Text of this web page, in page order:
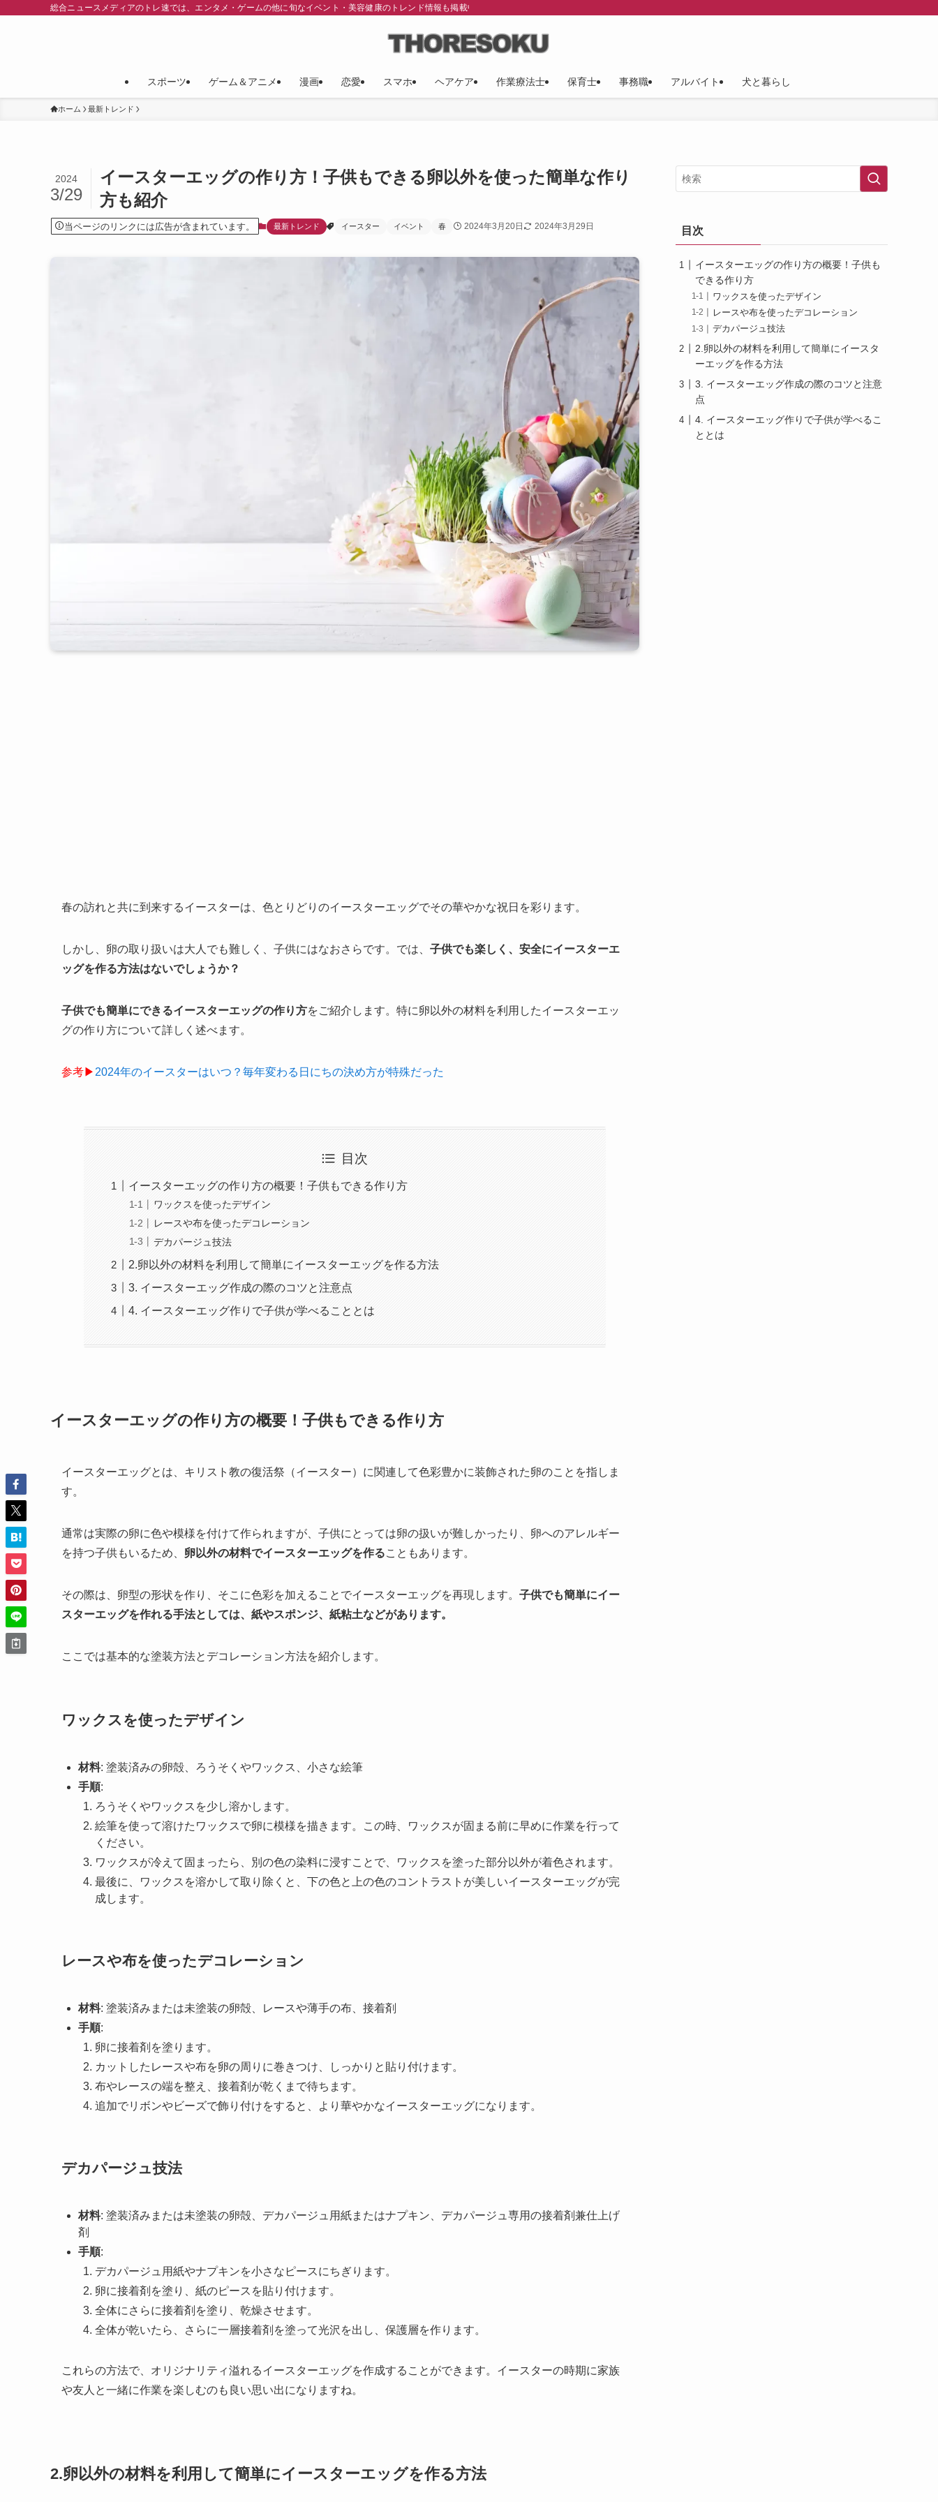
総合ニュースメディアのトレ速では、エンタメ・ゲームの他に旬なイベント・美容健康のトレンド情報も掲載中！
スポーツ ゲーム＆アニメ 漫画 恋愛 スマホ ヘアケア 作業療法士 保育士 事務職 アルバイト 犬と暮らし
ホーム 最新トレンド
イースターエッグの作り方！子供もできる卵以外を使った簡単な作り
方も紹介
2024
3/29
当ページのリンクには広告が含まれています。 最新トレンド イースター イベント 春 2024年3月20日 2024年3月29日
春の訪れと共に到来するイースターは、色とりどりのイースターエッグでその華やかな祝日を彩ります。
しかし、卵の取り扱いは大人でも難しく、子供にはなおさらです。では、 子供でも楽しく、安全にイースターエ
ッグを作る方法はないでしょうか？
子供でも簡単にできるイースターエッグの作り方をご紹介します。特に卵以外の材料を利用したイースターエッ
グの作り方について詳しく述べます。
参考▶︎ 2024年のイースターはいつ？毎年変わる日にちの決め方が特殊だった
目次
イースターエッグの作り方の概要！子供もできる作り方
ワックスを使ったデザイン
レースや布を使ったデコレーション
デカパージュ技法
2.卵以外の材料を利用して簡単にイースターエッグを作る方法
3. イースターエッグ作成の際のコツと注意点
4. イースターエッグ作りで子供が学べることとは
イースターエッグの作り方の概要！子供もできる作り方
イースターエッグとは、キリスト教の復活祭（イースター）に関連して色彩豊かに装飾された卵のことを指しま
す。
通常は実際の卵に色や模様を付けて作られますが、子供にとっては卵の扱いが難しかったり、卵へのアレルギー
を持つ子供もいるため、 卵以外の材料でイースターエッグを作ることもあります。
その際は、卵型の形状を作り、そこに色彩を加えることでイースターエッグを再現します。 子供でも簡単にイー
スターエッグを作れる手法としては、紙やスポンジ、紙粘土などがあります。
ここでは基本的な塗装方法とデコレーション方法を紹介します。
ワックスを使ったデザイン
材料: 塗装済みの卵殻、ろうそくやワックス、小さな絵筆
手順:
ろうそくやワックスを少し溶かします。
絵筆を使って溶けたワックスで卵に模様を描きます。この時、ワックスが固まる前に早めに作業を行って
ください。
ワックスが冷えて固まったら、別の色の染料に浸すことで、ワックスを塗った部分以外が着色されます。
最後に、ワックスを溶かして取り除くと、下の色と上の色のコントラストが美しいイースターエッグが完
成します。
レースや布を使ったデコレーション
材料: 塗装済みまたは未塗装の卵殻、レースや薄手の布、接着剤
手順:
卵に接着剤を塗ります。
カットしたレースや布を卵の周りに巻きつけ、しっかりと貼り付けます。
布やレースの端を整え、接着剤が乾くまで待ちます。
追加でリボンやビーズで飾り付けをすると、より華やかなイースターエッグになります。
デカパージュ技法
材料: 塗装済みまたは未塗装の卵殻、デカパージュ用紙またはナプキン、デカパージュ専用の接着剤兼仕上げ
剤
手順:
デカパージュ用紙やナプキンを小さなピースにちぎります。
卵に接着剤を塗り、紙のピースを貼り付けます。
全体にさらに接着剤を塗り、乾燥させます。
全体が乾いたら、さらに一層接着剤を塗って光沢を出し、保護層を作ります。
これらの方法で、オリジナリティ溢れるイースターエッグを作成することができます。イースターの時期に家族
や友人と一緒に作業を楽しむのも良い思い出になりますね。
2.卵以外の材料を利用して簡単にイースターエッグを作る方法
目次
イースターエッグの作り方の概要！子供も
できる作り方
ワックスを使ったデザイン
レースや布を使ったデコレーション
デカパージュ技法
2.卵以外の材料を利用して簡単にイースタ
ーエッグを作る方法
3. イースターエッグ作成の際のコツと注意
点
4. イースターエッグ作りで子供が学べるこ
ととは